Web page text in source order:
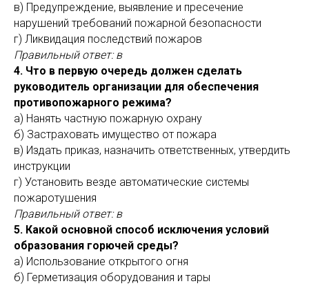
в) Предупреждение, выявление и пресечение
нарушений требований пожарной безопасности
г) Ликвидация последствий пожаров
Правильный ответ: в
4. Что в первую очередь должен сделать
руководитель организации для обеспечения
противопожарного режима?
а) Нанять частную пожарную охрану
б) Застраховать имущество от пожара
в) Издать приказ, назначить ответственных, утвердить
инструкции
г) Установить везде автоматические системы
пожаротушения
Правильный ответ: в
5. Какой основной способ исключения условий
образования горючей среды?
а) Использование открытого огня
б) Герметизация оборудования и тары